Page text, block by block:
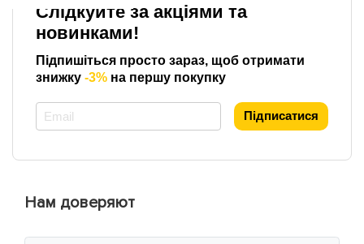
Слідкуйте за акціями та
новинками!
Підпишіться просто зараз, щоб отримати
знижку -3% на першу покупку
Підписатися
Нам доверяют